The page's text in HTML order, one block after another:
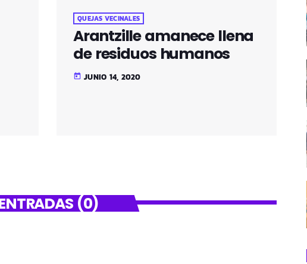
QUEJAS VECINALES
Arantzille amanece llena
de residuos humanos
today JUNIO 14, 2020
(0)